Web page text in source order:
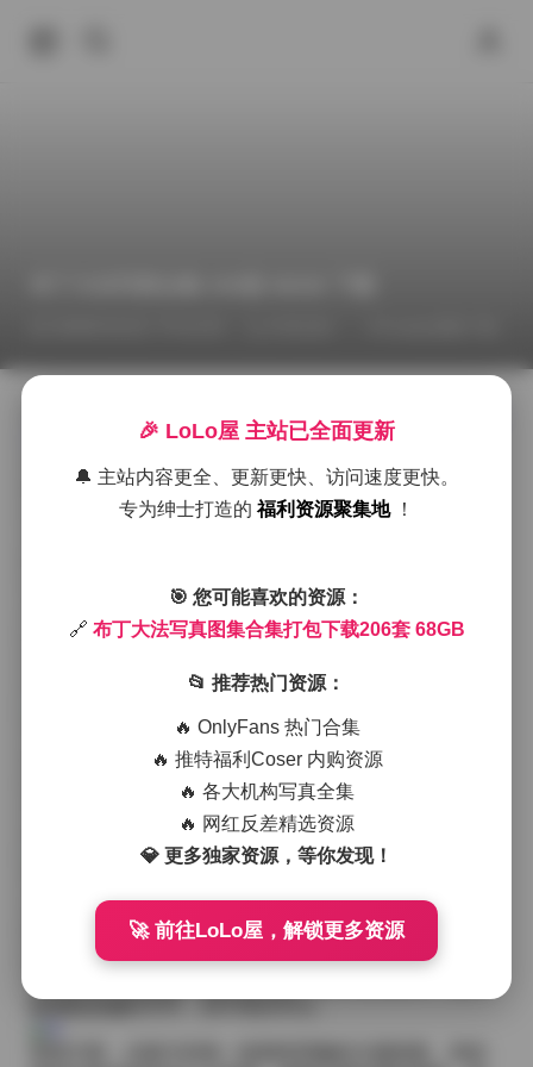
访问原始页面: 布丁大法写真图集合集打包下载206套 68
布丁大法的写真素材一直以柔和的光线和自然的姿态著
称，这次发布的206套合集共计约68GB，涵盖了从日常
居家到户外风光的多种场景。画面中常见的布料质感与
在拍摄氛围上，布丁大法倾向于利用柔光箱或自然窗光
来填充面部，阴影处理得十分细腻，避免了硬朗的对
比。这种光线处理让皮肤呈现出细腻的光泽，同时也让
织衫，都能在光线的渲染下显得层次分明。
场景选择上，合集里既有室内的温暖卧室，也有户外的
林间小径和海边沙滩。室内场景常以木质家具和淡色墙
面为背景，营造出一种居家的慵懒感；户外则多选择清
相互呼应，为整体增添了一种流动的韵律。
感。她的表情多半带着淡淡的笑意或若有所思的神态，
眼神往往透露出一种安静的自信。这种气质与她选择的
服装风格相得益彰——偏好柔软的棉麻材质、淡雅的色
链项链或编织手环，却不喧宾夺主。
🎉 LoLo屋 主站已全面更新
🔔 主站内容更全、更新更快、访问速度更快。
专为绅士打造的福利资源聚集地 ！
🎯 您可能喜欢的资源：
🔗 布丁大法写真图集合集打包下载206套 68GB
📂 推荐热门资源：
🔥 OnlyFans 热门合集
🔥 推特福利Coser 内购资源
🔥 各大机构写真全集
🔥 网红反差精选资源
💎 更多独家资源，等你发现！
🚀 前往LoLo屋，解锁更多资源